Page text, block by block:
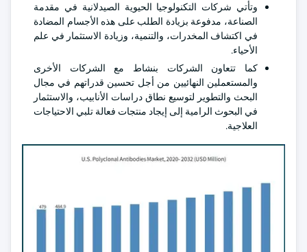
وتأتي شركات التكنولوجيا الحيوية الصيدلانية في مقدمة
الصناعة، مدفوعة بزيادة الطلب على هذه الأجسام المضادة
في اكتشاف المخدرات، والتنمية، وزيادة الاستثمار في علم
الأحياء.
كما تتعاون الشركات بنشاط مع الشركات الأخرى
والمستعملين النهائيين من أجل تحسين قدراتهم في مجال
البحث والتطوير لتوسيع نطاق دراسات الأنابيب، والاستثمار
في البحوث الرامية إلى إيجاد منتجات فعالة تلبي الاحتياجات
العلاجية.